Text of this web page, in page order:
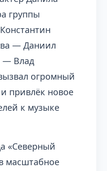
группы
— Даниил
— Влад
огромный
привлёк новое
к музыке
«Северный
масштабное